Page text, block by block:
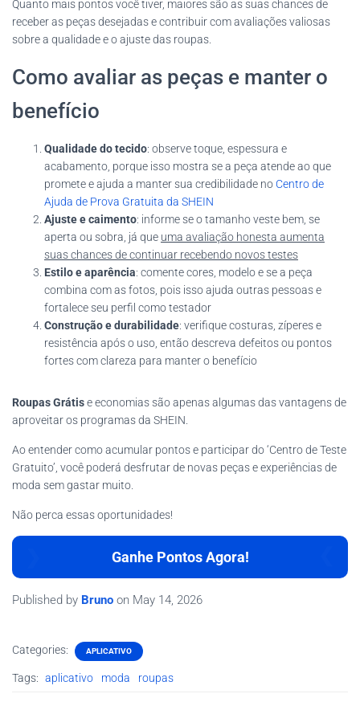
Quanto mais pontos você tiver, maiores são as suas chances de
receber as peças desejadas e contribuir com avaliações valiosas
sobre a qualidade e o ajuste das roupas.
Como avaliar as peças e manter o
benefício
Qualidade do tecido: observe toque, espessura e
acabamento, porque isso mostra se a peça atende ao que
promete e ajuda a manter sua credibilidade no Centro de
Ajuda de Prova Gratuita da SHEIN
Ajuste e caimento: informe se o tamanho veste bem, se
aperta ou sobra, já que uma avaliação honesta aumenta
suas chances de continuar recebendo novos testes
Estilo e aparência: comente cores, modelo e se a peça
combina com as fotos, pois isso ajuda outras pessoas e
fortalece seu perfil como testador
Construção e durabilidade: verifique costuras, zíperes e
resistência após o uso, então descreva defeitos ou pontos
fortes com clareza para manter o benefício
Roupas Grátise economias são apenas algumas das vantagens de
aproveitar os programas da SHEIN.
Ao entender como acumular pontos e participar do ‘Centro de Teste
Gratuito’, você poderá desfrutar de novas peças e experiências de
moda sem gastar muito.
Não perca essas oportunidades!
Ganhe Pontos Agora!
Published by Bruno on May 14, 2026
Categories: APLICATIVO
Tags: aplicativo moda roupas